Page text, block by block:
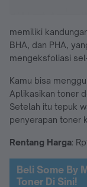
memiliki
BHA, dan PHA,
mengeksfoliasi
Kamu bisa
Aplikasikan toner
Setelah itu tepuk
penyerapan toner
Rentang Harga:
Beli Some By
Toner Di Sini!